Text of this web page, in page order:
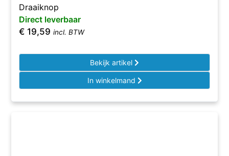
Draaiknop
Direct leverbaar
€ 19,59 incl. BTW
Bekijk artikel
In winkelmand